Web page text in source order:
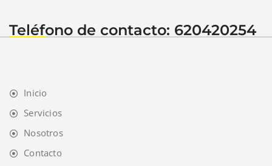
Teléfono de contacto: 620420254
Inicio
Servicios
Nosotros
Contacto